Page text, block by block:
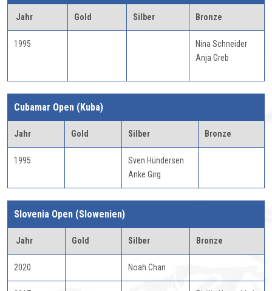
Jahr Gold Silber Bronze
1995
Nina Schneider
Anja Greb
Cubamar Open (Kuba)
Jahr Gold Silber Bronze
1995
Sven Hündersen
Anke Girg
Slovenia Open (Slowenien)
Jahr Gold Silber Bronze
2020 Noah Chan